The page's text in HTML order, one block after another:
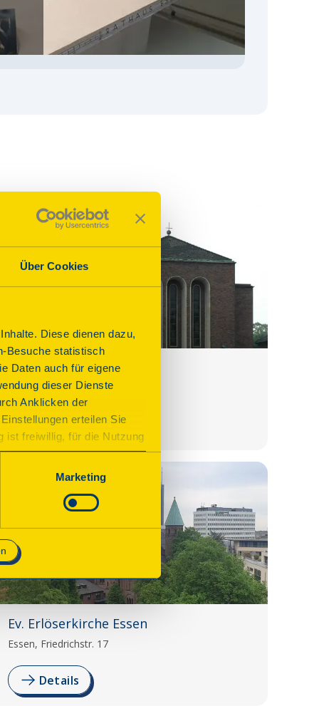
Über Cookies
Diese dienen dazu,
Besuche statistisch
Daten auch für eigene
dieser Dienste
Anklicken der
erteilen Sie
ist freiwillig, für die Nutzung
Sie das Consent Tool
notwendig und für den
Marketing
Kirche St. Hedwig
Essen, An St. Hedwig 7
Details
Ev. Erlöserkirche Essen
Essen, Friedrichstr. 17
Details